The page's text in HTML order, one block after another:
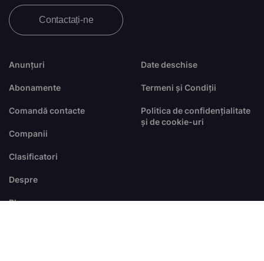
Anunțuri
Abonamente
Comandă contacte
Companii
Clasificatori
Despre
Blog
Date deschise
Termeni și Condiții
Politica de confidențialitate
și de cookie-uri
Contactați-ne